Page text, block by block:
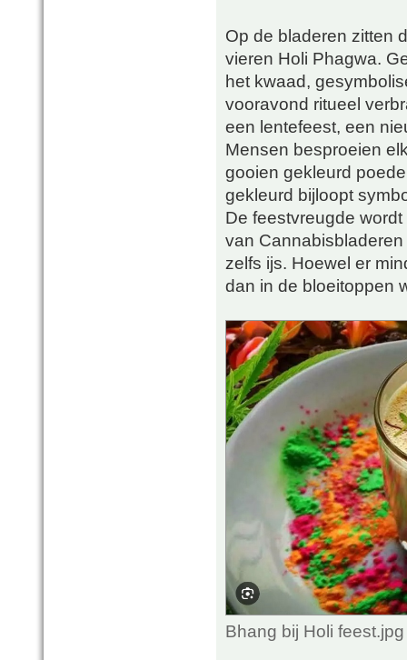
Op de bladeren zitten
vieren Holi Phagwa.
het kwaad,
vooravond ritueel
een lentefeest, een
Mensen besproeien
gooien gekleurd
gekleurd bijloopt
De feestvreugde
van
zelfs ijs. Hoewel er
dan in de bloeitoppen
Bhang bij Holi